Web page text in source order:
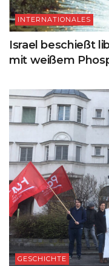
INTERNATIONALES
Israel beschießt
mit weißem
GESCHICHTE